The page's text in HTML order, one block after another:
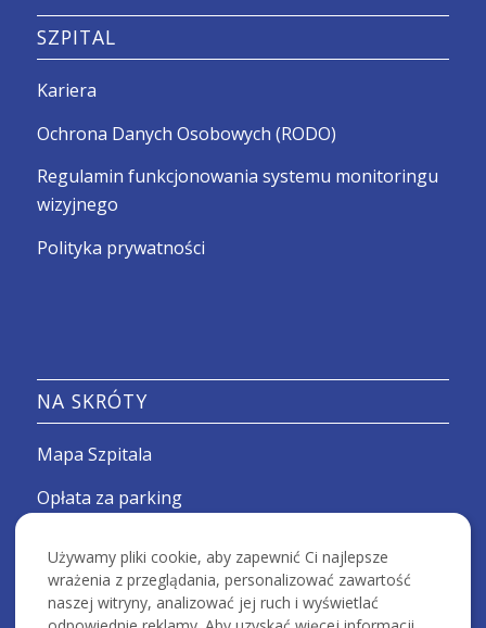
SZPITAL
Kariera
Ochrona Danych Osobowych (RODO)
Regulamin funkcjonowania systemu monitoringu
wizyjnego
Polityka prywatności
NA SKRÓTY
Mapa Szpitala
Opłata za parking
Deklaracja dostępności
Używamy pliki cookie, aby zapewnić Ci najlepsze
wrażenia z przeglądania, personalizować zawartość
naszej witryny, analizować jej ruch i wyświetlać